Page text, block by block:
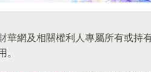
華網及相關權利人專屬所有或持
。